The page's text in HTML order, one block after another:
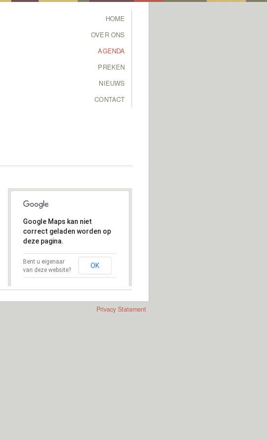
SKIP TO PRIMARY
CONTENT
SKIP TO SECONDARY
CONTENT
HOME
OVER ONS
AGENDA
PREKEN
NIEUWS
CONTACT
Google Maps kan niet
correct geladen worden op
deze pagina.
Bent u eigenaar
van deze website?
OK
Privacy Statement